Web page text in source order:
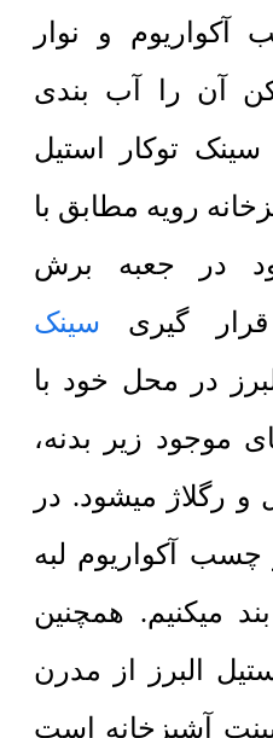
آکواریوم و نوار
آن را آب بندی
توکار استیل
رویه مطابق با
در جعبه برش
گیری سینک
در محل خود با
موجود زیر بدنه،
رگلاژ میشود. در
چسب آکواریوم لبه
میکنیم. همچنین
البرز از مدرن
آشپزخانه است